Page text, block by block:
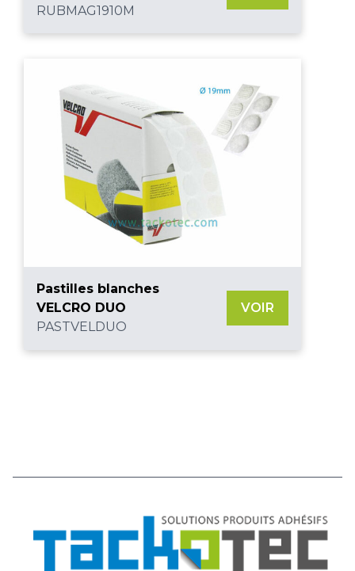
RUBMAG1910M
Pastilles blanches
VELCRO DUO
PASTVELDUO
VOIR